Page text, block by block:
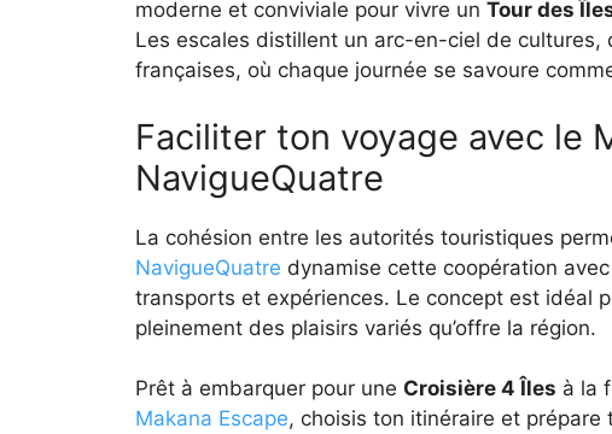
moderne et conviviale pour vivre un Tour des
Les escales distillent un arc-en-ciel de
françaises, où chaque journée se savoure
Faciliter ton voyage avec le
NavigueQuatre
La cohésion entre les autorités touristiques
NavigueQuatre dynamise cette coopération
transports et expériences. Le concept est idéal
pleinement des plaisirs variés qu’offre la région.
Prêt à embarquer pour une Croisière 4 Îles à la
Makana Escape, choisis ton itinéraire et